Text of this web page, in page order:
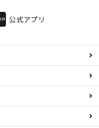
公式アプリ